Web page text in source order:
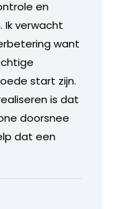
en
verwacht
want
start zijn.
is dat
doorsnee
dat een